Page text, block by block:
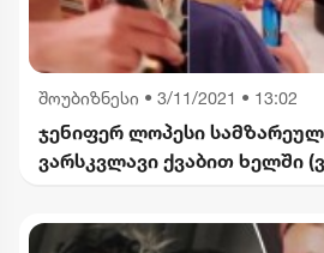
შოუბიზნესი • 3/11/2021 • 13:02
ჯენიფერ ლოპესი
ვარსკვლავი ქვაბით ხელში